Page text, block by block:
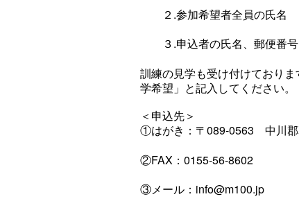
２.参加希望者全員の氏名
３.申込者の氏名、郵便番号
訓練の見学も受け付けており
学希望」と記入してください。
＜申込先＞
①はがき：〒089-0563 中川郡
②FAX：0155-56-8602
③メール：info@m100.jp